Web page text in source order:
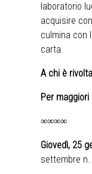
laboratorio
acquisire
culmina con
carta.
A chi è rivolta
Per
∞∞∞∞
Giovedì, 25
settembre n.